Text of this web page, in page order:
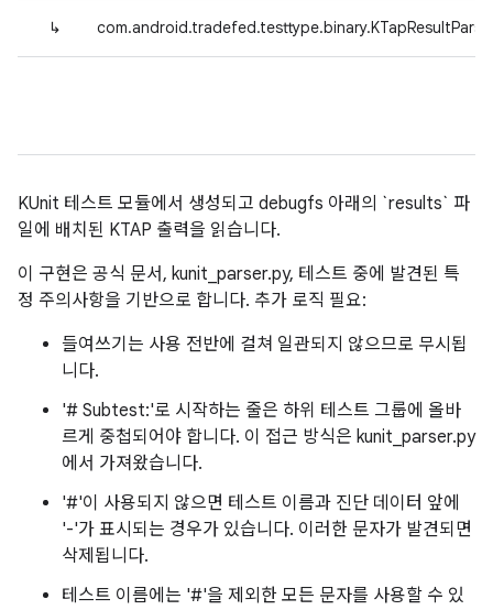
↳
KUnit 테스트 모듈에서 생성되고 debugfs 아래의 `results` 파
일에 배치된 KTAP 출력을 읽습니다.
이 구현은 공식 문서, kunit_parser.py, 테스트 중에 발견된 특
정 주의사항을 기반으로 합니다. 추가 로직 필요:
들여쓰기는 사용 전반에 걸쳐 일관되지 않으므로 무시됩
니다.
'# Subtest:'로 시작하는 줄은 하위 테스트 그룹에 올바
르게 중첩되어야 합니다. 이 접근 방식은 kunit_parser.py
에서 가져왔습니다.
'#'이 사용되지 않으면 테스트 이름과 진단 데이터 앞에
'-'가 표시되는 경우가 있습니다. 이러한 문자가 발견되면
삭제됩니다.
테스트 이름에는 '#'을 제외한 모든 문자를 사용할 수 있